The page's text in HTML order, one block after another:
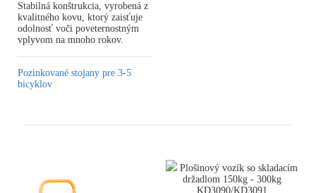
Stabilná konštrukcia, vyrobená z
kvalitného kovu, ktorý zaisťuje
odolnosť voči poveternostným
vplyvom na mnoho rokov.
Pozinkované stojany pre 3-5
bicyklov
Plošinový vozík so skladacím
držadlom 150kg - 300kg
KD3090/KD3091